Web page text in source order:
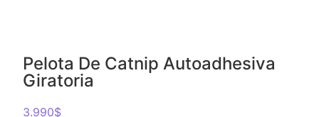
Pelota De Catnip Autoadhesiva
Giratoria
3.990$